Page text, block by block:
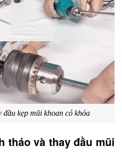
kẹp mũi khoan có khóa
tháo và thay đầu mũi